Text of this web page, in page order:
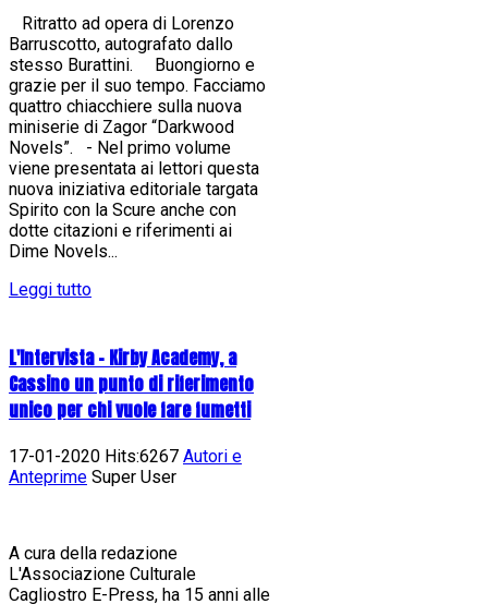
Ritratto ad opera di Lorenzo
Barruscotto, autografato dallo
stesso Burattini. Buongiorno e
grazie per il suo tempo. Facciamo
quattro chiacchiere sulla nuova
miniserie di Zagor “Darkwood
Novels”. - Nel primo volume
viene presentata ai lettori questa
nuova iniziativa editoriale targata
Spirito con la Scure anche con
dotte citazioni e riferimenti ai
Dime Novels...
Leggi tutto
L'Intervista - Kirby Academy, a
Cassino un punto di riferimento
unico per chi vuole fare fumetti
17-01-2020 Hits:6267 Autori e
Anteprime Super User
A cura della redazione
L'Associazione Culturale
Cagliostro E-Press, ha 15 anni alle